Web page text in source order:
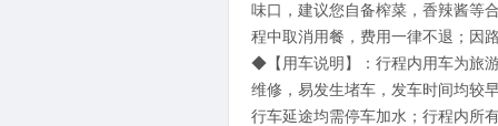
味口，建议您自备榨菜，香辣酱等
程中取消用餐，费用一律不退；因
◆【用车说明】：行程内用车为旅
维修，易发生堵车，发车时间均较
行车延途均需停车加水；行程内所